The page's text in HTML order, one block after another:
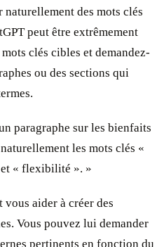
des mots clés
peut être extrêmement
clés cibles et demandez-
ou des sections qui
paragraphe sur les bienfaits
les mots clés «
et « flexibilité ». »
vous aider à créer des
Vous pouvez lui demander
pertinents en fonction du